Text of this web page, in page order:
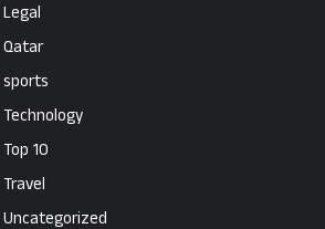
Legal
Qatar
sports
Technology
Top 10
Travel
Uncategorized